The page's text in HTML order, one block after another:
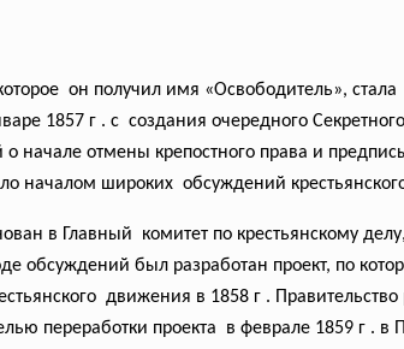
он получил имя «Освободитель»,
1857 г . с создания очередного
начале отмены крепостного права и
началом широких обсуждений
в Главный комитет по крестьянскому
обсуждений был разработан проект, по
движения в 1858 г .
переработки проекта в феврале 1859 г .